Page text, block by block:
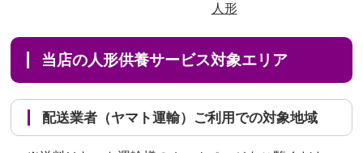
人形
当店の人形供養サービス対象エリア
配送業者（ヤマト運輸）ご利用での対象地域